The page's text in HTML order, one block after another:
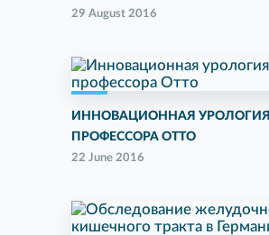
29 August 2016
ИННОВАЦИОННАЯ УРОЛОГИЯ
ПРОФЕССОРА ОТТО
22 June 2016